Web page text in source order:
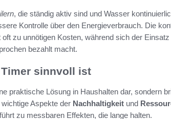
, die ständig aktiv sind und Wasser
Kontrolle über den Energieverbrauch. Die
zu unnötigen Kosten, während sich der
bezahlt macht.
sinnvoll ist
praktische Lösung in Haushalten dar, sondern
Aspekte der Nachhaltigkeit und
zu messbaren Effekten, die lange halten.